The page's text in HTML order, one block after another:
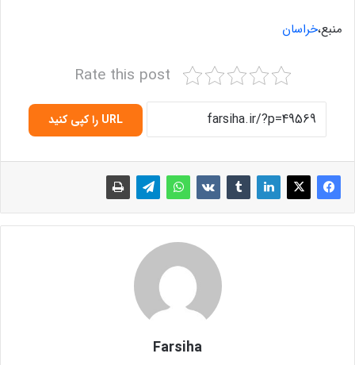
منبع،خراسان
Rate this post
URL را کپی کنید
Farsiha